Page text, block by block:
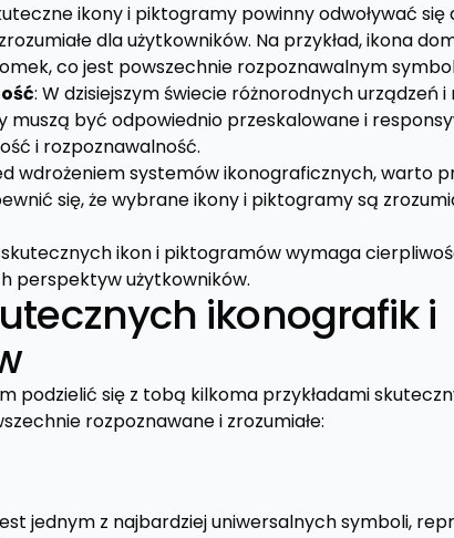
ikony i piktogramy powinny odwoływać
dla użytkowników. Na przykład, ikona
co jest powszechnie rozpoznawalnym
: W dzisiejszym świecie różnorodnych urządzeń
muszą być odpowiednio przeskalowane i
i rozpoznawalność.
wdrożeniem systemów ikonograficznych, warto
się, że wybrane ikony i piktogramy są
ikon i piktogramów wymaga
perspektyw użytkowników.
ikonografik i
podzielić się z tobą kilkoma przykładami
rozpoznawane i zrozumiałe:
jednym z najbardziej uniwersalnych symboli,